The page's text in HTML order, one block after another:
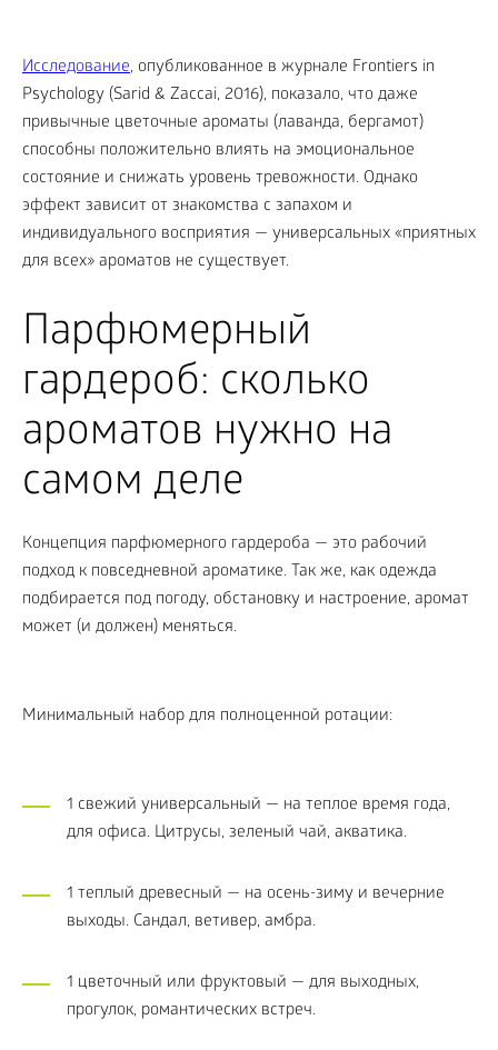
Исследование, опубликованное в журнале Frontiers in
Psychology (Sarid & Zaccai, 2016), показало, что даже
привычные цветочные ароматы (лаванда, бергамот)
способны положительно влиять на эмоциональное
состояние и снижать уровень тревожности. Однако
эффект зависит от знакомства с запахом и
индивидуального восприятия — универсальных «приятных
для всех» ароматов не существует.
Парфюмерный
гардероб: сколько
ароматов нужно на
самом деле
Концепция парфюмерного гардероба — это рабочий
подход к повседневной ароматике. Так же, как одежда
подбирается под погоду, обстановку и настроение, аромат
может (и должен) меняться.
Минимальный набор для полноценной ротации:
1 свежий универсальный — на теплое время года,
для офиса. Цитрусы, зеленый чай, акватика.
1 теплый древесный — на осень-зиму и вечерние
выходы. Сандал, ветивер, амбра.
1 цветочный или фруктовый — для выходных,
прогулок, романтических встреч.